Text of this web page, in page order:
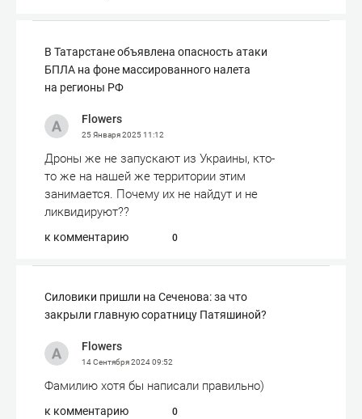
В Татарстане объявлена опасность атаки
БПЛА на фоне массированного налета
на регионы РФ
Flowers
25 Января 202511:12
Дроны же не запускают из Украины, кто-
то же на нашей же территории этим
занимается. Почему их не найдут и не
ликвидируют??
к комментарию 0
Силовики пришли на Сеченова: за что
закрыли главную соратницу Патяшиной?
Flowers
14 Сентября 202409:52
Фамилию хотя бы написали правильно)
к комментарию 0